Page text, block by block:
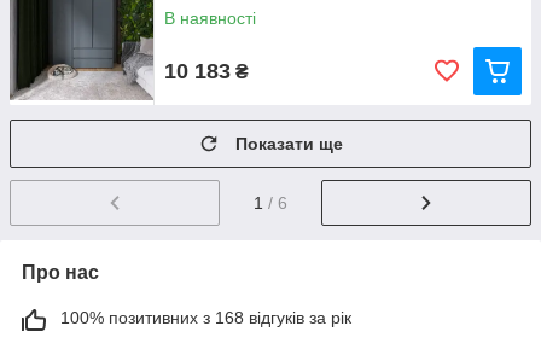
В наявності
10 183 ₴
Показати ще
1 / 6
Про нас
100% позитивних з 168 відгуків за рік